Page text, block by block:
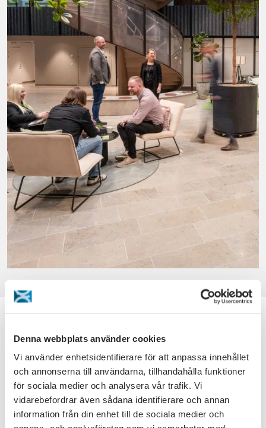
Denna webbplats använder cookies
Vi använder enhetsidentifierare för att anpassa innehållet
och annonserna till användarna, tillhandahålla funktioner
för sociala medier och analysera vår trafik. Vi
vidarebefordrar även sådana identifierare och annan
information från din enhet till de sociala medier och